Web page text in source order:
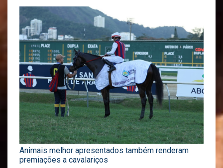
Animais melhor apresentados também renderam
premiações a cavalariços